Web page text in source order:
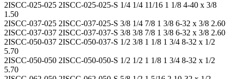
2ISCC-025-025 2ISCC-025-025-S 1/4 1/4 11/16 1 1/8 4-40 x 3/8
1.50
2ISCC-037-025 2ISCC-037-025-S 3/8 1/4 7/8 1 3/8 6-32 x 3/8 2.60
2ISCC-037-037 2ISCC-037-037-S 3/8 3/8 7/8 1 3/8 6-32 x 3/8 2.60
2ISCC-050-037 2ISCC-050-037-S 1/2 3/8 1 1/8 1 3/4 8-32 x 1/2
5.70
2ISCC-050-050 2ISCC-050-050-S 1/2 1/2 1 1/8 1 3/4 8-32 x 1/2
5.70